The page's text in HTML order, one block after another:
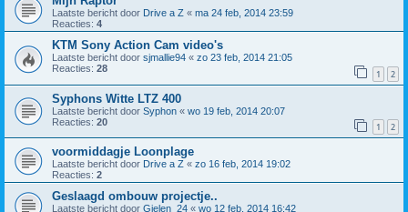
Laatste bericht door Drive a Z « ma 24 feb, 2014 23:59
Reacties: 4
KTM Sony Action Cam video's
Laatste bericht door sjmallie94 « zo 23 feb, 2014 21:05
Reacties: 28 1 2
Syphons Witte LTZ 400
Laatste bericht door Syphon « wo 19 feb, 2014 20:07
Reacties: 20 1 2
voormiddagje Loonplage
Laatste bericht door Drive a Z « zo 16 feb, 2014 19:02
Reacties: 2
Geslaagd ombouw projectje..
Laatste bericht door Gielen_24 « wo 12 feb, 2014 16:42